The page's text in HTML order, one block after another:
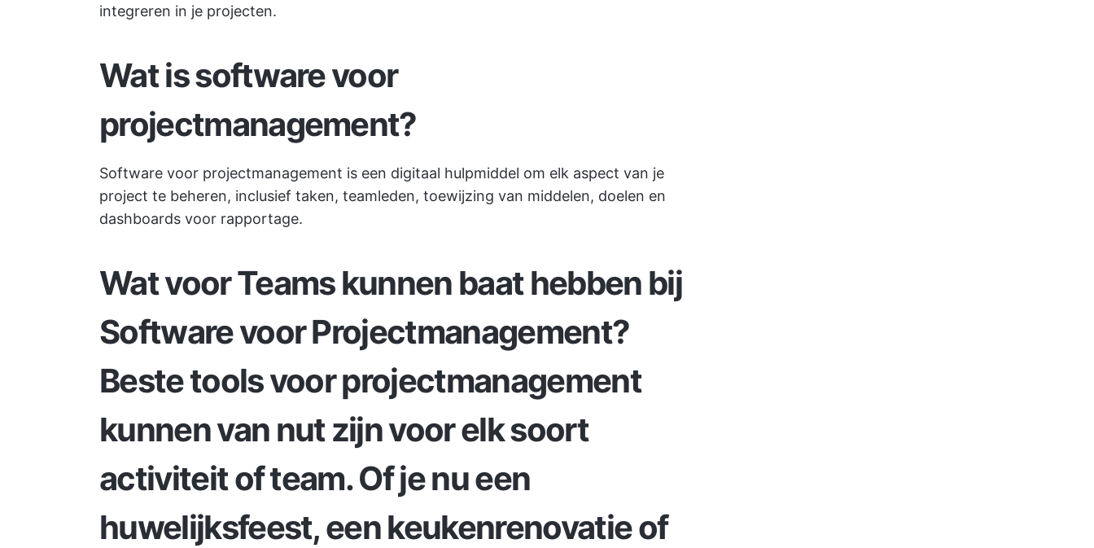
integreren in je projecten.
Wat is software voor
projectmanagement?
Software voor projectmanagement is een digitaal hulpmiddel om elk aspect van je
project te beheren, inclusief taken, teamleden, toewijzing van middelen, doelen en
dashboards voor rapportage.
Wat voor Teams kunnen baat hebben bij
Software voor Projectmanagement?
Beste tools voor projectmanagement
kunnen van nut zijn voor elk soort
activiteit of team. Of je nu een
huwelijksfeest, een keukenrenovatie of